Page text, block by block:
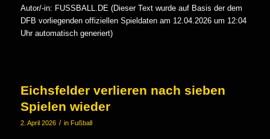
Autor/-in: FUSSBALL.DE (Dieser Text wurde auf Basis der dem
DFB vorliegenden offiziellen Spieldaten am 12.04.2026 um 12:04
Uhr automatisch generiert)
Eichsfelder verlieren nach sieben
Spielen wieder
2. April 2026 / in Fußball